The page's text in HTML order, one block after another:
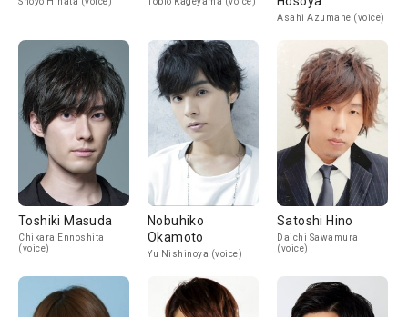
Asahi Azumane (voice)
Toshiki Masuda
Chikara Ennoshita
(voice)
Nobuhiko
Okamoto
Yu Nishinoya (voice)
Satoshi Hino
Daichi Sawamura
(voice)